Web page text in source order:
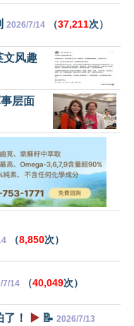
2026/7/14 （37,211次）
文风趣
层面
（8,850次）
7/14 （40,049次）
！ ▶️ 📝 2026/7/13